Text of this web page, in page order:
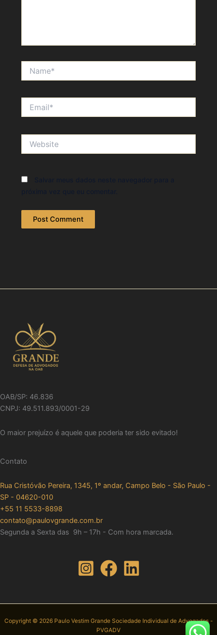
OAB/SP: 46.836
CNPJ: 49.511.893/0001-29
O maior prejuízo é aquele que poderia ter sido evitado!
Contato
Rua Cristóvão Pereira, 1345, 1º andar, Campo Belo - São Paulo -
SP - 04620-010
+55 11 5533-8898
contato@paulovgrande.com.br
Segunda a Sexta das 9h – 17h - Com hora marcada.
Copyright © 2026 Paulo Vestim Grande Sociedade Individual de Advogados -
PVGADV